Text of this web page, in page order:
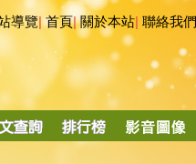
導覽|首頁|關於本站 聯絡我們